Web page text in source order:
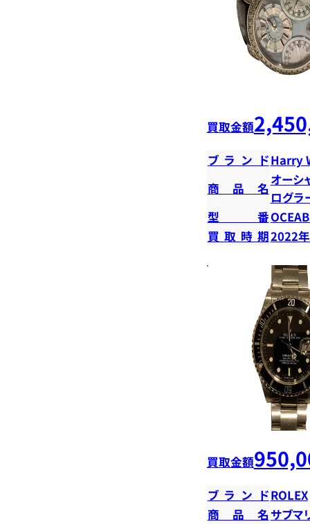
買取金額
ブランドHarry
商品名
オーシ
ログラ
型番
買取時期2022
買取金額
ブランドROLEX
商品名 サブマ